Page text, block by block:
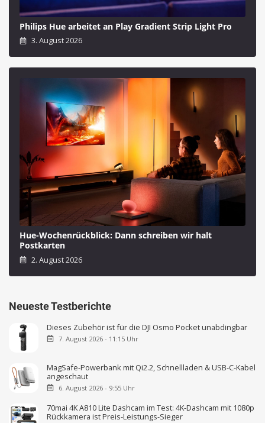
Philips Hue arbeitet an Play Gradient Strip Light Pro
3. August 2026
Hue-Wochenrückblick: Dann schreiben wir halt
Postkarten
2. August 2026
Neueste Testberichte
Dieses Zubehör ist für die DJI Osmo Pocket unabdingbar
7. August 2026 - 11:15 Uhr
MagSafe-Powerbank mit Qi2.2, Schnellladen & USB-C-Kabel
angeschaut
6. August 2026 - 9:55 Uhr
70mai 4K A810 Lite Dashcam im Test: 4K-Dashcam mit 1080p
Rückkamera ist Preis-Leistungs-Sieger